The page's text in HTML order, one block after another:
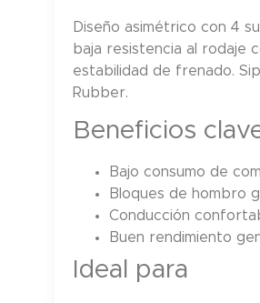
Diseño asimétrico con 4
baja resistencia al rodaje
estabilidad de frenado.
Rubber.
Beneficios
Bajo consumo de
Bloques de hombro
Conducción
Buen rendimiento
Ideal para